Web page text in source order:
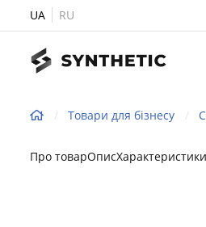
UA RU
Товари для бізнесу
Про товарОписХарактеристики